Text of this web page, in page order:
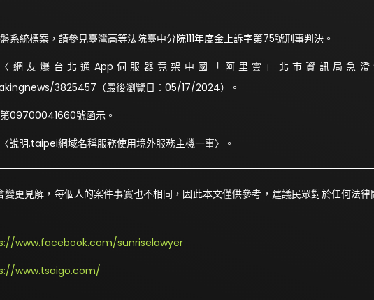
系統標案，請參見臺灣高等法院臺中分院111年度金上訴字第75號刑事判決。
網友爆台北通App伺服器竟架中國「阿里雲」北市資訊局急澄
3825457（最後瀏覽日：05/17/2024）。
09700041660號函示。
說明.taipei網域名稱服務使用境外服務主機一事〉。
更見解，每個人的案件事實也不相同，因此本文僅供參考，建議民眾對於任何法律
www.facebook.com/sunriselawyer
www.tsaigo.com/